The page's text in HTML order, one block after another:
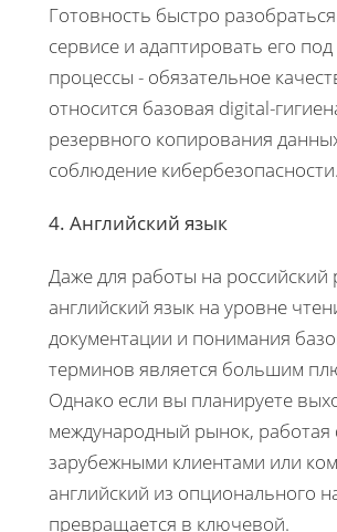
Готовность быстро
сервисе и адаптировать его
процессы - обязательное
относится базовая digital-
резервного копирования
соблюдение кибербезопасности.
4. Английский язык
Даже для работы на российский
английский язык на уровне
документации и понимания
терминов является большим
Однако если вы планируете
международный рынок, работая
зарубежными клиентами или
английский из опционального
превращается в ключевой.